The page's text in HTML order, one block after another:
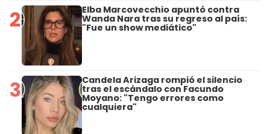
2 Elba Marcovecchio apuntó contra
Wanda Nara tras su regreso al país:
"Fue un show mediático"
3 Candela Arizaga rompió el silencio
tras el escándalo con Facundo
Moyano: "Tengo errores como
cualquiera"